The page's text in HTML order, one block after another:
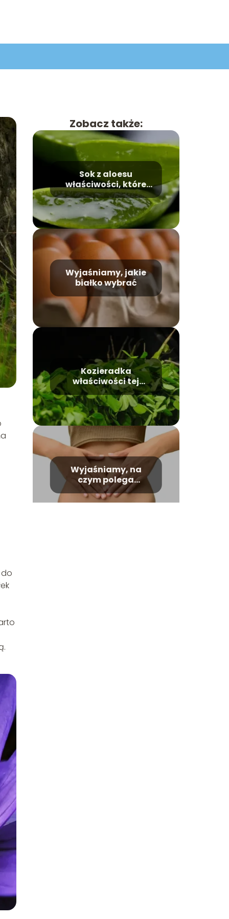
Zobacz także:
Sok z aloesu
właściwości, które
warto znać
Wyjaśniamy, jakie
białko wybrać
Kozieradka
właściwości tej
rośliny
Wyjaśniamy, na
czym polega
trawienie